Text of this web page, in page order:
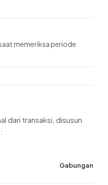
memeriksa periode
dari transaksi, disusun
Gabungan